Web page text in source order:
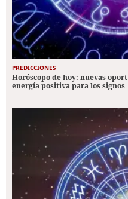
PREDICCIONES
Horóscopo de hoy: nuevas
energía positiva para los signos